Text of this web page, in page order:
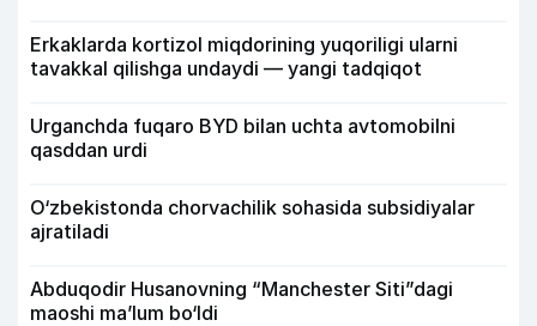
Erkaklarda kortizol miqdorining yuqoriligi ularni
tavakkal qilishga undaydi — yangi tadqiqot
Urganchda fuqaro BYD bilan uchta avtomobilni
qasddan urdi
O‘zbekistonda chorvachilik sohasida subsidiyalar
ajratiladi
Abduqodir Husanovning “Manchester Siti”dagi
maoshi ma’lum bo‘ldi